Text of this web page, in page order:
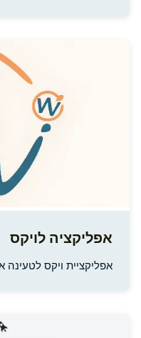
אפליקציה לויקס
אפליקציית ויקס